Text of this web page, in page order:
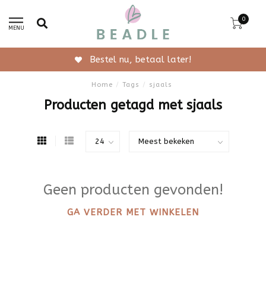
MENU
0
Bestel nu, betaal later!
Home / Tags / sjaals
Producten getagd met sjaals
Geen producten gevonden!
GA VERDER MET WINKELEN